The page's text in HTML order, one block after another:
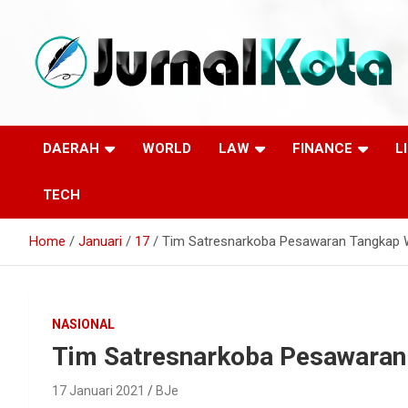
content
JURNALKOTA.NET
DAERAH WORLD LAW FINANCE
TECH
Home Januari 17 Tim Satresnarkoba Pesawaran Tangkap
NASIONAL
Tim Satresnarkoba
17 Januari 2021 BJe